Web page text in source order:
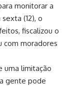
monitorar a
(12), o
fiscalizou o
com moradores
uma limitação
gente pode